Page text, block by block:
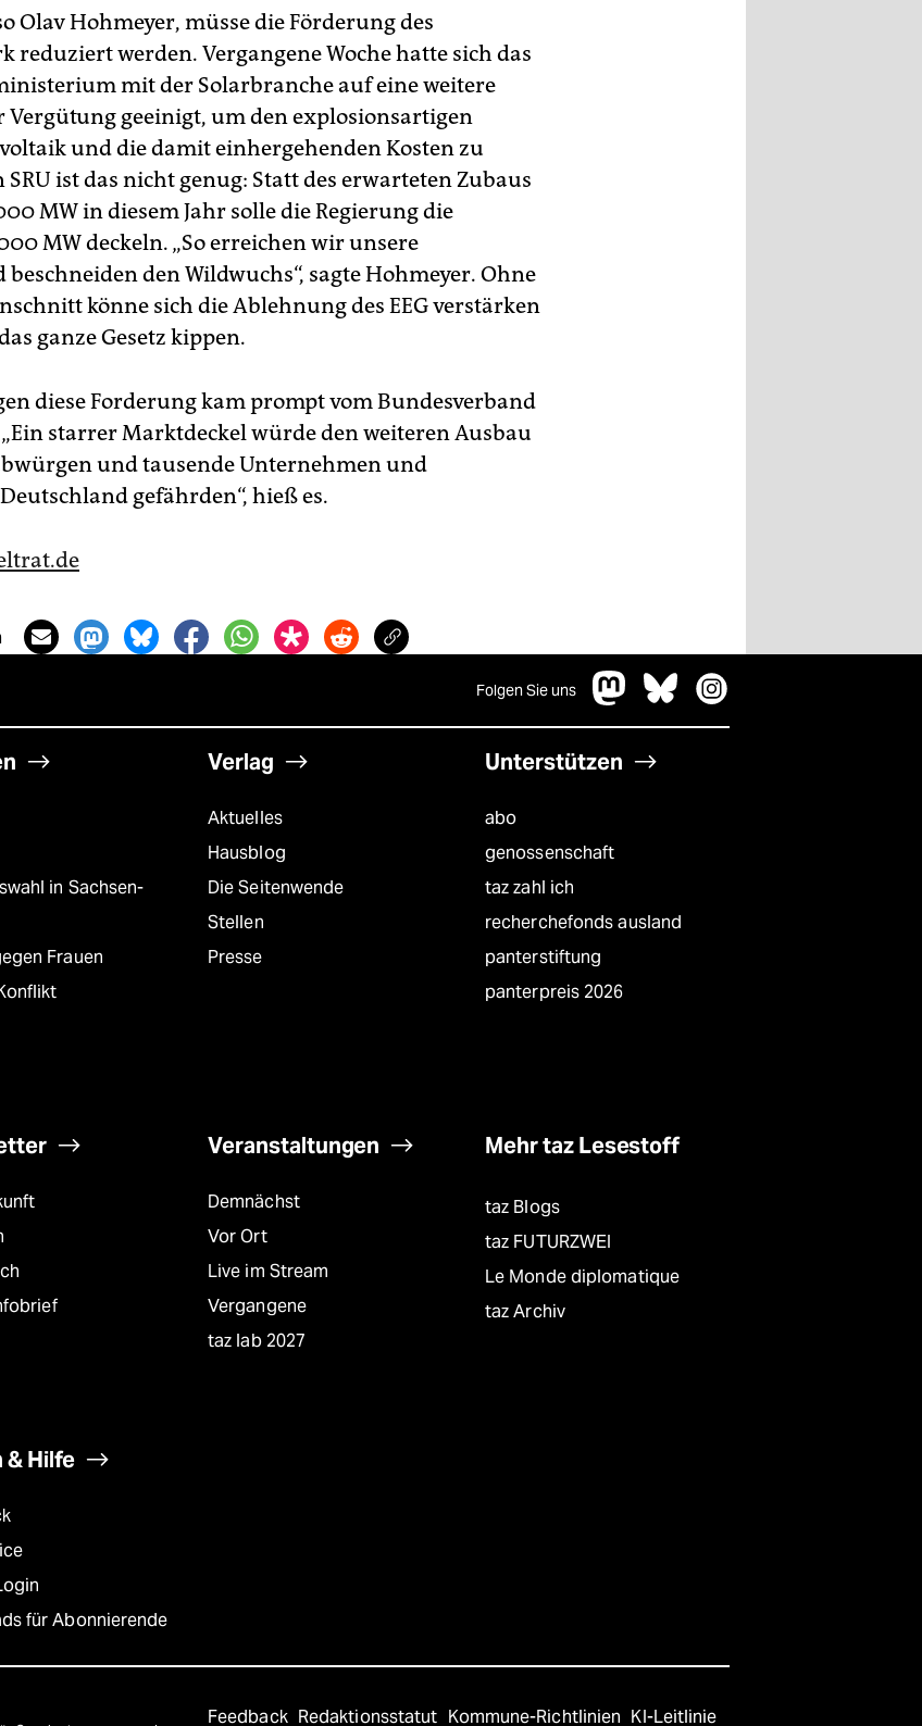
Olav Hohmeyer, müsse die Förderung des
reduziert werden. Vergangene Woche hatte sich das
mit der Solarbranche auf eine weitere
Vergütung geeinigt, um den explosionsartigen
und die damit einhergehenden Kosten zu
SRU ist das nicht genug: Statt des erwarteten Zubaus
MW in diesem Jahr solle die Regierung die
MW deckeln. „So erreichen wir unsere
den Wildwuchs“, sagte Hohmeyer. Ohne
könne sich die Ablehnung des EEG verstärken
ganze Gesetz kippen.
diese Forderung kam prompt vom Bundesverband
starrer Marktdeckel würde den weiteren Ausbau
und tausende Unternehmen und
gefährden“, hieß es.
Folgen Sie uns
in Sachsen-
Frauen
Verlag
Aktuelles
Hausblog
Die Seitenwende
Stellen
Presse
Unterstützen
abo
genossenschaft
taz zahl ich
recherchefonds ausland
panterstiftung
panterpreis 2026
Veranstaltungen
Demnächst
Vor Ort
Live im Stream
Vergangene
taz lab 2027
Mehr taz Lesestoff
taz Blogs
taz FUTURZWEI
Le Monde diplomatique
taz Archiv
& Hilfe
für Abonnierende
Feedback Redaktionsstatut Kommune-Richtlinien KI-Leitlinie